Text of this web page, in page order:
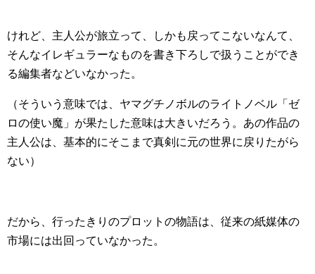
けれど、主人公が旅立って、しかも戻ってこないなんて、
そんなイレギュラーなものを書き下ろしで扱うことができ
る編集者などいなかった。
（そういう意味では、ヤマグチノボルのライトノベル「ゼ
ロの使い魔」が果たした意味は大きいだろう。あの作品の
主人公は、基本的にそこまで真剣に元の世界に戻りたがら
ない）
だから、行ったきりのプロットの物語は、従来の紙媒体の
市場には出回っていなかった。